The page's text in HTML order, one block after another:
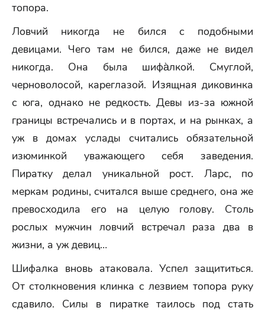
топора.
Ловчий никогда не бился с подобными
девицами. Чего там не бился, даже не видел
никогда. Она была шифа̀лкой. Смуглой,
черноволосой, кареглазой. Изящная диковинка
с юга, однако не редкость. Девы из-за южной
границы встречались и в портах, и на рынках, а
уж в домах услады считались обязательной
изюминкой уважающего себя заведения.
Пиратку делал уникальной рост. Ларс, по
меркам родины, считался выше среднего, она же
превосходила его на целую голову. Столь
рослых мужчин ловчий встречал раза два в
жизни, а уж девиц…
Шифалка вновь атаковала. Успел защититься.
От столкновения клинка с лезвием топора руку
сдавило. Силы в пиратке таилось под стать